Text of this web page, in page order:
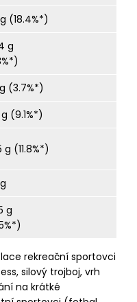
(18.4%*)
g
(3.7%*)
(9.1%*)
g (11.8%*)
g
rekreační sportovci
silový trojboj, vrh
na krátké